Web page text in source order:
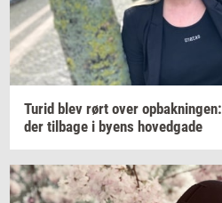
Turid blev rørt over op­bak­nin­gen:
der til­ba­ge i byens ho­ved­ga­de